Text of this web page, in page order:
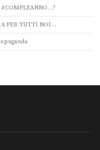
#COMPLEANNO…?
PER TUTTI NOI…